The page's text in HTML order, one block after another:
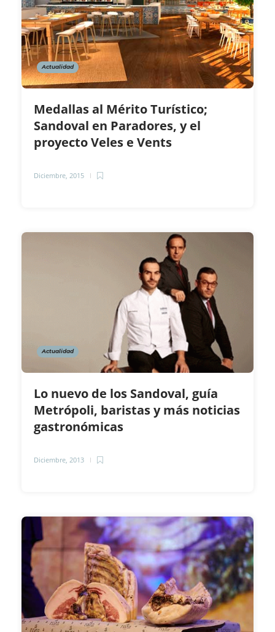
Actualidad
Medallas al Mérito Turístico;
Sandoval en Paradores, y el
proyecto Veles e Vents
Diciembre, 2015
Actualidad
Lo nuevo de los Sandoval, guía
Metrópoli, baristas y más noticias
gastronómicas
Diciembre, 2013